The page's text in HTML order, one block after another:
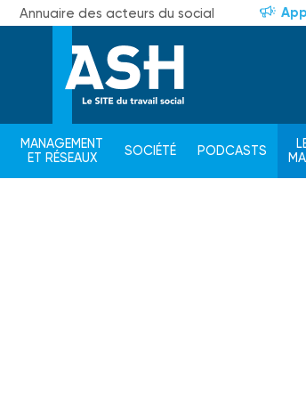
Annuaire des acteurs du social
MANAGEMENT
ET RÉSEAUX
SOCIÉTÉ PODCASTS